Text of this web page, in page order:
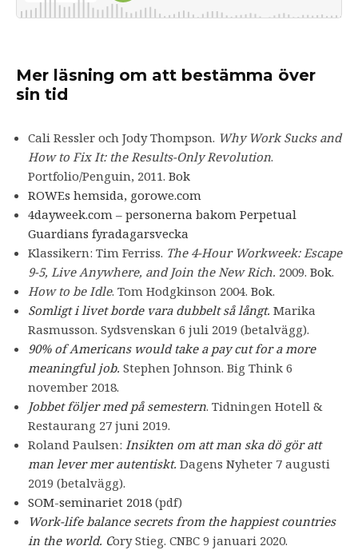
Mer läsning om att bestämma över
sin tid
Cali Ressler och Jody Thompson. Why Work Sucks and
How to Fix It: the Results-Only Revolution.
Portfolio/Penguin, 2011. Bok
ROWEs hemsida, gorowe.com
4dayweek.com – personerna bakom Perpetual
Guardians fyradagarsvecka
Klassikern: Tim Ferriss. The 4-Hour Workweek: Escape
9-5, Live Anywhere, and Join the New Rich. 2009. Bok.
How to be Idle. Tom Hodgkinson 2004. Bok.
Somligt i livet borde vara dubbelt så långt. Marika
Rasmusson. Sydsvenskan 6 juli 2019 (betalvägg).
90% of Americans would take a pay cut for a more
meaningful job. Stephen Johnson. Big Think 6
november 2018.
Jobbet följer med på semestern. Tidningen Hotell &
Restaurang 27 juni 2019.
Roland Paulsen: Insikten om att man ska dö gör att
man lever mer autentiskt. Dagens Nyheter 7 augusti
2019 (betalvägg).
SOM-seminariet 2018 (pdf)
Work-life balance secrets from the happiest countries
in the world. Cory Stieg. CNBC 9 januari 2020.